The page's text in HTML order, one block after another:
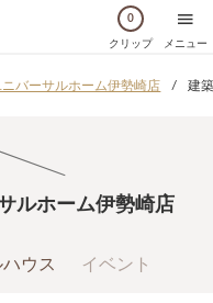
0
クリップ メニュー
バーサルホーム伊勢崎店 建
ルホーム伊勢崎店
ウス イベント